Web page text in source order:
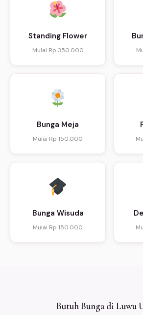
Standing Flower
Mulai Rp 350.000
Bunga Meja
Mulai Rp 150.000
Bunga Wisuda
Mulai Rp 150.000
Butuh Bunga di Luwu